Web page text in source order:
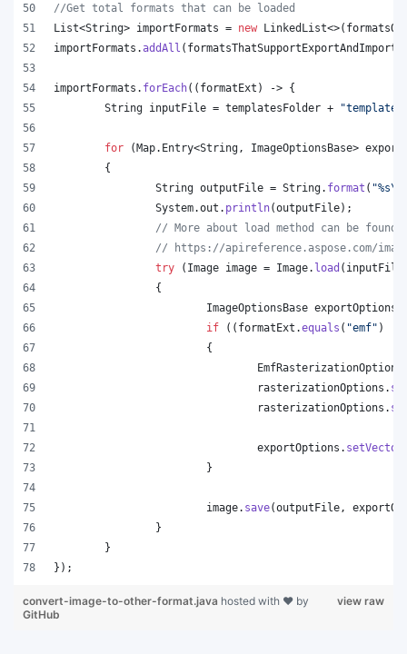
//Get total formats that can be loaded
List<String> importFormats = new LinkedList<>(
importFormats .addAll ( formatsThatSupportExportAndImport
importFormats . forEach(( formatExt ) -> {
String inputFile = templatesFolder +
for (Map. Entry<String , ImageOptionsBase>
	{
String outputFile = String. format ( "%s\\
System.out . println(outputFile);
// More about load method can be found
// https://apireference.aspose.com/
try ( Image image = Image. load ( inputFile
		{
ImageOptionsBase exportOptions
if (( formatExt .equals ( "emf" )
			{
EmfRasterizationOptions
rasterizationOptions .
rasterizationOptions .
exportOptions .
			}
image. save(outputFile ,
		}
	}
});
view raw
convert-image-to-other-format.java hosted with ❤ by
GitHub